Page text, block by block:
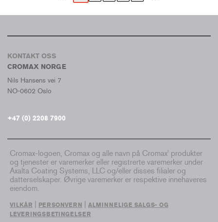
KONTAKT OSS
CROMAX NORGE
Nils Hansens vei 7
NO-0602 Oslo
+47 (0) 2208 7900
Cromax-logoen, Cromax og alle navn på Cromax' produkter
og tjenester er varemerker eller registrerte varemerker under
Axalta Coating Systems, LLC og/eller disses filialer og
datterselskaper. Øvrige varemerker er respektive innehaveres
eiendom.
VILKÅR PERSONVERN
ALMINNELIGE SALGS- OG
LEVERINGSBETINGELSER